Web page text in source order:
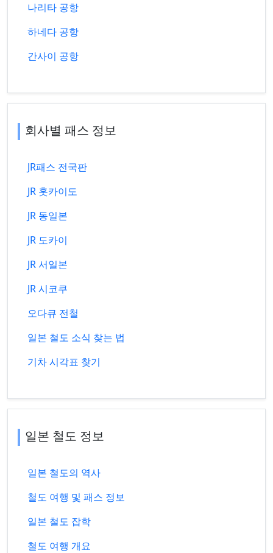
나리타 공항
하네다 공항
간사이 공항
회사별 패스 정보
JR패스 전국판
JR 홋카이도
JR 동일본
JR 도카이
JR 서일본
JR 시코쿠
오다큐 전철
일본 철도 소식 찾는 법
기차 시각표 찾기
일본 철도 정보
일본 철도의 역사
철도 여행 및 패스 정보
일본 철도 잡학
철도 여행 개요